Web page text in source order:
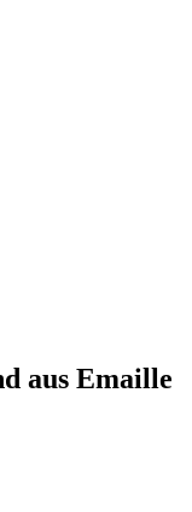
aus Emaille